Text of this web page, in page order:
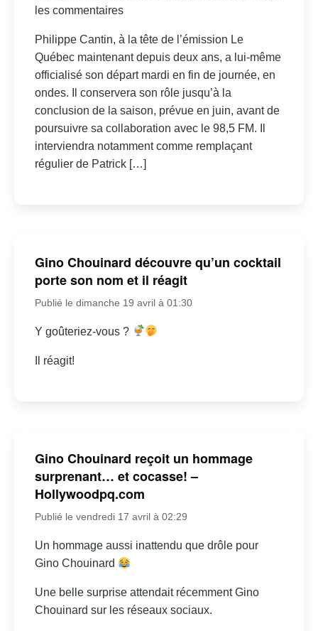
les commentaires
Philippe Cantin, à la tête de l’émission Le
Québec maintenant depuis deux ans, a lui-même
officialisé son départ mardi en fin de journée, en
ondes. Il conservera son rôle jusqu’à la
conclusion de la saison, prévue en juin, avant de
poursuivre sa collaboration avec le 98,5 FM. Il
interviendra notamment comme remplaçant
régulier de Patrick […]
Gino Chouinard découvre qu’un cocktail
porte son nom et il réagit
Publié le dimanche 19 avril à 01:30
Y goûteriez-vous ?
Il réagit!
Gino Chouinard reçoit un hommage
surprenant… et cocasse! –
Hollywoodpq.com
Publié le vendredi 17 avril à 02:29
Un hommage aussi inattendu que drôle pour
Gino Chouinard
Une belle surprise attendait récemment Gino
Chouinard sur les réseaux sociaux.